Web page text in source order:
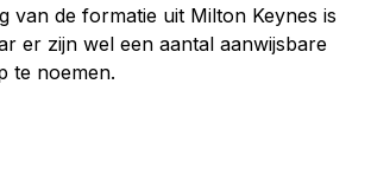
van de formatie uit Milton Keynes is
er zijn wel een aantal aanwijsbare
te noemen.